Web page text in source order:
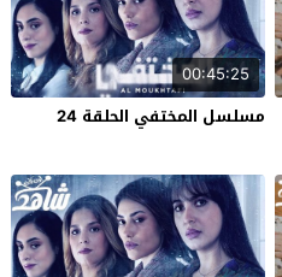
00:45:25
مسلسل المختفي الحلقة 24